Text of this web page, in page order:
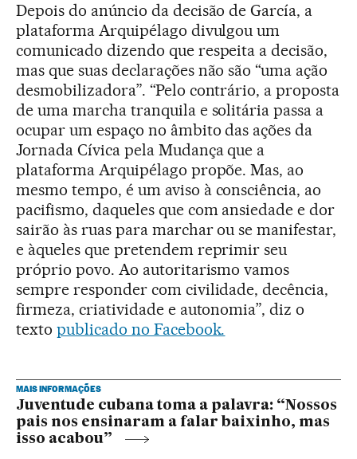
Depois do anúncio da decisão de García, a
plataforma Arquipélago divulgou um
comunicado dizendo que respeita a decisão,
mas que suas declarações não são “uma ação
desmobilizadora”. “Pelo contrário, a proposta
de uma marcha tranquila e solitária passa a
ocupar um espaço no âmbito das ações da
Jornada Cívica pela Mudança que a
plataforma Arquipélago propõe. Mas, ao
mesmo tempo, é um aviso à consciência, ao
pacifismo, daqueles que com ansiedade e dor
sairão às ruas para marchar ou se manifestar,
e àqueles que pretendem reprimir seu
próprio povo. Ao autoritarismo vamos
sempre responder com civilidade, decência,
firmeza, criatividade e autonomia”, diz o
texto publicado no Facebook.
MAIS INFORMAÇÕES
Juventude cubana toma a palavra: “Nossos
pais nos ensinaram a falar baixinho, mas
isso acabou”